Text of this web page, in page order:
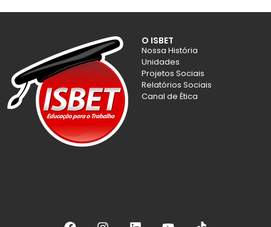
O ISBET
Nossa História
Unidades
Projetos Sociais
Relatórios Sociais
Canal de Ética